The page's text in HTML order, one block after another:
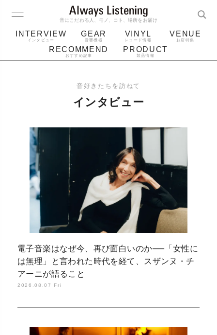
音にこだわる人、モノ、コト、場所をお届け
INTERVIEW
インタビュー
GEAR
音響機器
VINYL
レコード情報
VENUE
お店特集
RECOMMEND
おすすめ記事
PRODUCT
製品情報
ジャケット bluetooth
レコード針
音好きたちを訪ねて
インタビュー
電子音楽はなぜ今、再び面白いのか──「女性に
は無理」と言われた時代を経て、スザンヌ・チ
アーニが語ること
2026.08.07 Fri